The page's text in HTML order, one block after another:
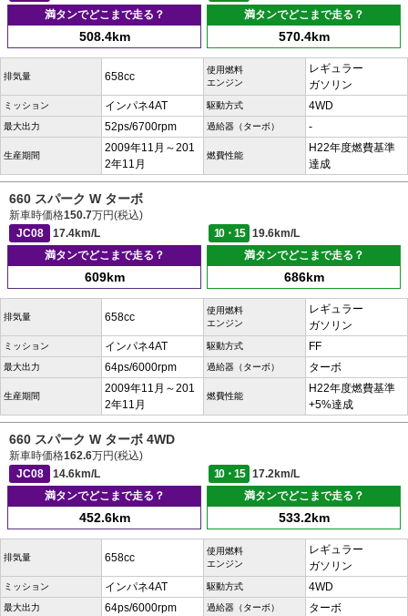
満タンでどこまで走る？
508.4km
満タンでどこまで走る？
570.4km
排気量 658cc
使用燃料
エンジン
レギュラー
ガソリン
ミッション インパネ4AT 駆動方式 4WD
最大出力 52ps/6700rpm 過給器（ターボ） -
生産期間
2009年11月～201
2年11月
燃費性能
H22年度燃費基準
達成
660 スパーク W ターボ
新車時価格150.7万円(税込)
JC08
17.4km/L 10・15
19.6km/L
満タンでどこまで走る？
609km
満タンでどこまで走る？
686km
排気量 658cc
使用燃料
エンジン
レギュラー
ガソリン
ミッション インパネ4AT 駆動方式 FF
最大出力 64ps/6000rpm 過給器（ターボ） ターボ
生産期間
2009年11月～201
2年11月
燃費性能
H22年度燃費基準
+5%達成
660 スパーク W ターボ 4WD
新車時価格162.6万円(税込)
JC08
14.6km/L 10・15
17.2km/L
満タンでどこまで走る？
452.6km
満タンでどこまで走る？
533.2km
排気量 658cc
使用燃料
エンジン
レギュラー
ガソリン
ミッション インパネ4AT 駆動方式 4WD
最大出力 64ps/6000rpm 過給器（ターボ） ターボ